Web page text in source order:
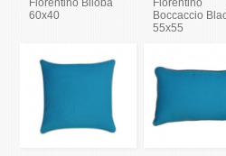
Fiorentino Biloba
60x40
Fiorentino
Boccaccio
55x55